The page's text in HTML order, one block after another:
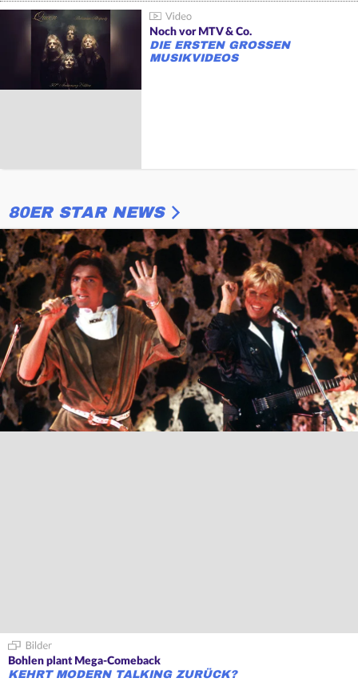
Noch vor MTV & Co.
DIE ERSTEN GROSSEN M
USIKVIDEOS
80ER STAR NEWS
Bohlen plant Mega-Comeback
KEHRT MODERN TALKING ZURÜCK?